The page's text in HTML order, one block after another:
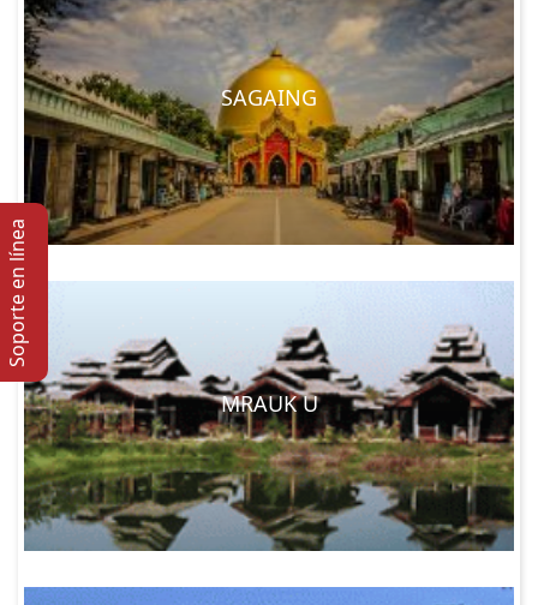
SAGAING
MRAUK U
Soporte en lí­nea